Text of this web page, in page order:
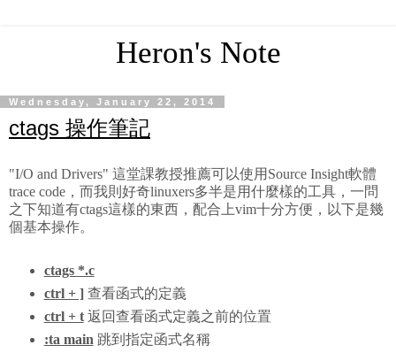
Heron's Note
Wednesday, January 22, 2014
ctags 操作筆記
"I/O and Drivers" 這堂課教授推薦可以使用Source Insight軟體
trace code，而我則好奇linuxers多半是用什麼樣的工具，一問
之下知道有ctags這樣的東西，配合上vim十分方便，以下是幾
個基本操作。
ctags *.c
ctrl + ]查看函式的定義
ctrl + t返回查看函式定義之前的位置
:ta main 跳到指定函式名稱